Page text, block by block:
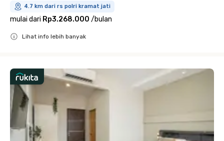
4.7 km dari rs polri kramat jati
mulai dari Rp3.268.000 /bulan
Lihat info lebih banyak